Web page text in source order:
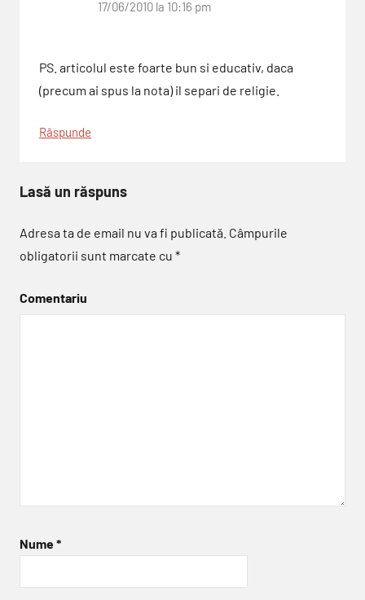
17/06/2010 la 10:16 pm
PS. articolul este foarte bun si educativ, daca
(precum ai spus la nota) il separi de religie.
Răspunde
Lasă un răspuns
Adresa ta de email nu va fi publicată. Câmpurile
obligatorii sunt marcate cu *
Comentariu
Nume*